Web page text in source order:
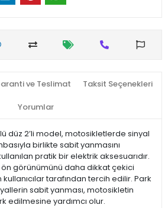
ve Teslimat Taksit Seçenekleri
Yorumlar
düz 2’li model, motosikletlerde sinyal
birlikte sabit yanmasını
pratik bir elektrik aksesuarıdır.
görünümünü daha dikkat çekici
tarafından tercih edilir. Park
sabit yanması, motosikletin
edilmesine yardımcı olur.